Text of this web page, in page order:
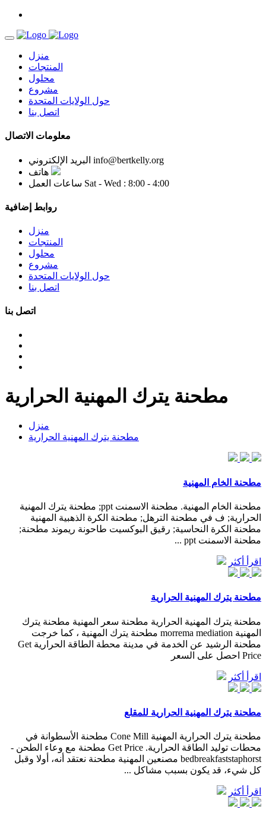
منزل
المنتجات
محلول
مشروع
حول الولايات المتحدة
اتصل بنا
معلومات الاتصال
البريد الإلكتروني info@bertkelly.org
هاتف
ساعات العمل Sat - Wed : 8:00 - 4:00
روابط إضافية
منزل
المنتجات
محلول
مشروع
حول الولايات المتحدة
اتصل بنا
اتصل بنا
مطحنة يترك المهنية الحرارية
منزل
مطحنة يترك المهنية الحرارية
مطحنة الخام المهنية
مطحنة الخام المهنية. مطحنة الاسمنت ppt; مطحنة يترك المهنية
الحرارية; ف في مطحنة الترهل; مطحنة الكرة الذهبية المهنية
مطحنة الكرة النحاسية; رقيق البوكسيت طاحونة ريموند مطحنة;
مطحنة الاسمنت ppt ...
اقرأ أكثر
مطحنة يترك المهنية الحرارية
مطحنة يترك المهنية الحرارية مطحنة سعر المهنية مطحنة يترك
المهنية morrema mediation مطحنة يترك المهنية ، كما خرجت
مطحنة الرشيد عن الخدمة في مدينة محطة الطاقة الحرارية Get
Price احصل على السعر
اقرأ أكثر
مطحنة يترك المهنية الحرارية للمقلع
مطحنة يترك الحرارية المهنية Cone Mill مطحنة الأسطوانة في
محطات توليد الطاقة الحرارية. Get Price مطحنة مع وعاء الطحن -
bedbreakfaststaphorst مصنعين المهنية مطحنة نعتقد أنه، أولا وقبل
كل شيء، قد يكون بسبب مشاكل ...
اقرأ أكثر